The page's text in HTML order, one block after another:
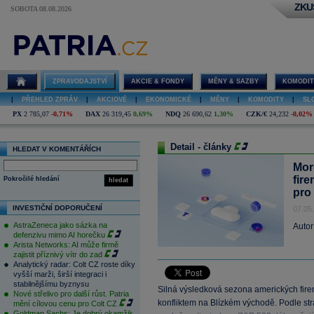
SOBOTA 08.08.2026
ZPRAVODAJSTVÍ AKCIE & FONDY MĚNY & SAZBY
PŘEHLED ZPRÁV AKCIOVÉ EKONOMICKÉ MĚNY KOMODITY
PX 2 785,07 -0,71% DAX 26 319,45 0,69% NDQ 26 690,62 1,30% CZK/€ 24,232 -0,02%
HLEDAT V KOMENTÁŘÍCH
hledat
Pokročilé hledání
INVESTIČNÍ DOPORUČENÍ
AstraZeneca jako sázka na
defenzivu mimo AI horečku
Arista Networks: AI může firmě
zajistit příznivý vítr do zad
Analytický radar: Colt CZ roste díky
vyšší marži, širší integraci i
stabilnějšímu byznysu
Nové střelivo pro další růst. Patria
mění cílovou cenu pro Colt CZ
Detail - články
pro
Silná výsledková sezona amerických
konfliktem na Blízkém východě. Podle